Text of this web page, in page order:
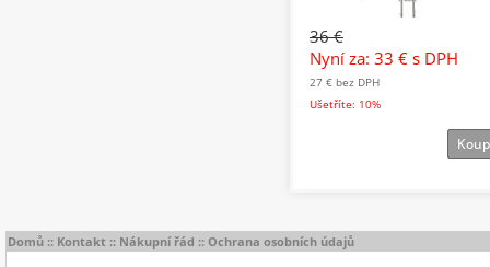
36 €
Nyní za: 33 € s DPH
27 € bez DPH
Ušetříte: 10%
Domů :: Kontakt :: Nákupní řád :: Ochrana osobních údajů